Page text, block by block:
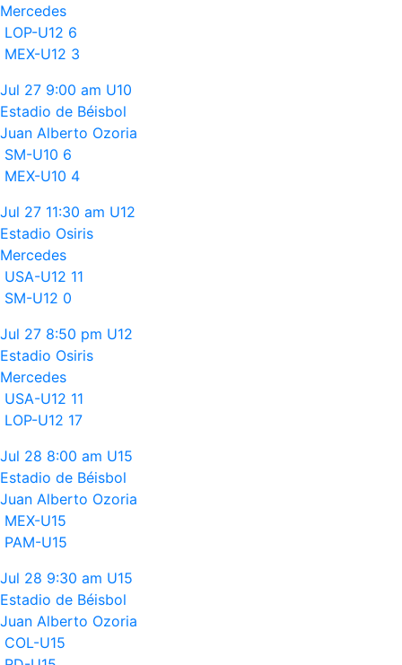
Mercedes
LOP-U12 6
MEX-U12 3
Jul 27 9:00 am U10
Estadio de Béisbol
Juan Alberto Ozoria
SM-U10 6
MEX-U10 4
Jul 27 11:30 am U12
Estadio Osiris
Mercedes
USA-U12 11
SM-U12 0
Jul 27 8:50 pm U12
Estadio Osiris
Mercedes
USA-U12 11
LOP-U12 17
Jul 28 8:00 am U15
Estadio de Béisbol
Juan Alberto Ozoria
MEX-U15
PAM-U15
Jul 28 9:30 am U15
Estadio de Béisbol
Juan Alberto Ozoria
COL-U15